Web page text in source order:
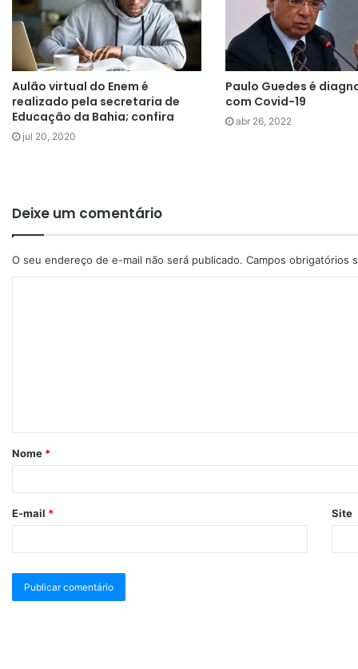
Aulão virtual do Enem é
realizado pela secretaria de
Educação da Bahia; confira
jul 20, 2020
Paulo Guedes é
com Covid-19
abr 26, 2022
Deixe um comentário
O seu endereço de e-mail não será publicado. Campos obrigatórios
Nome *
E-mail * Site